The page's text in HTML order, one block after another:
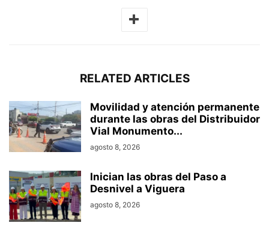
RELATED ARTICLES
Movilidad y atención permanente
durante las obras del Distribuidor
Vial Monumento...
agosto 8, 2026
Inician las obras del Paso a
Desnivel a Viguera
agosto 8, 2026